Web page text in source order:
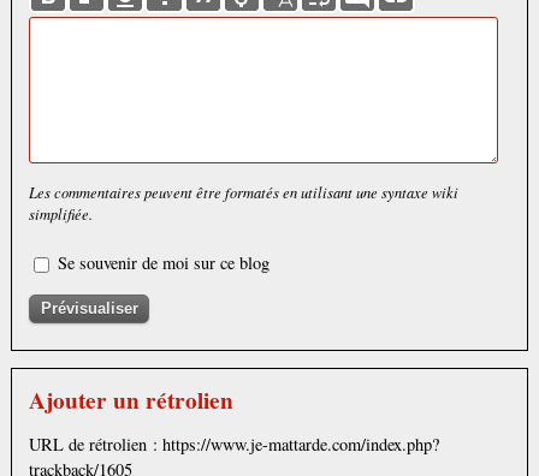
Les commentaires peuvent être formatés en utilisant une syntaxe wiki
simplifiée.
Se souvenir de moi sur ce blog
Ajouter un rétrolien
URL de rétrolien : https://www.je-mattarde.com/index.php?
trackback/1605